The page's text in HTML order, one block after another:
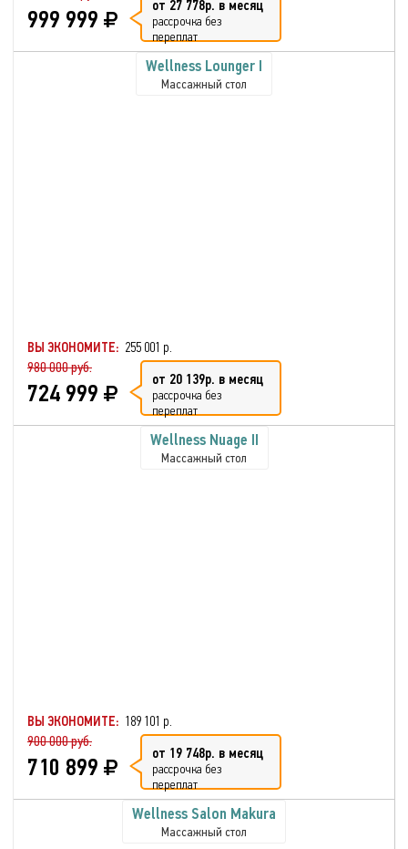
999 999 от 27 778р. в месяц
рассрочка без
переплат
Wellness Lounger I
Массажный стол
ВЫ ЭКОНОМИТЕ: 255 001 р.
980 000 руб.
724 999 от 20 139р. в месяц
рассрочка без
переплат
Wellness Nuage II
Массажный стол
ВЫ ЭКОНОМИТЕ: 189 101 р.
900 000 руб.
710 899 от 19 748р. в месяц
рассрочка без
переплат
Wellness Salon Makura
Массажный стол